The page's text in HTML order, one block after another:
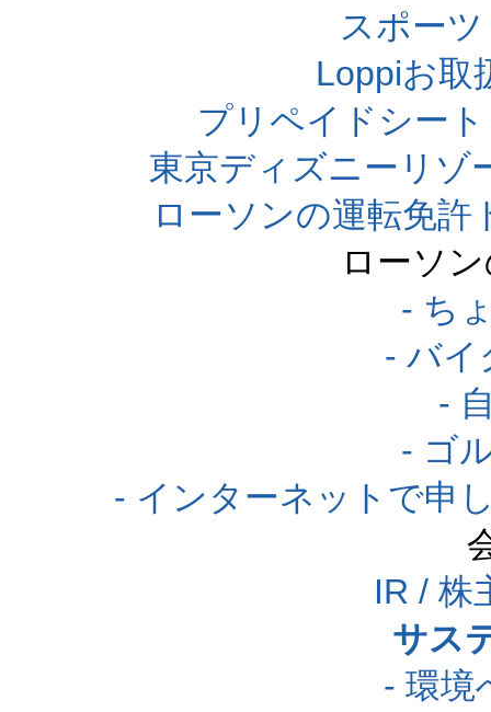
スポー
Loppiお取
プリペイドシー
東京ディズニーリゾ
ローソンの運転免
ローソ
- ち
- バイ
-
- ゴ
- インターネットで申
IR / 株
サス
- 環境